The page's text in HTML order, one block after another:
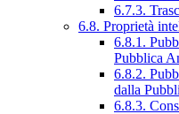
6.7.3.
6.8. Proprietà
6.8.1.
Pubblica
6.8.2.
dalla
6.8.3.